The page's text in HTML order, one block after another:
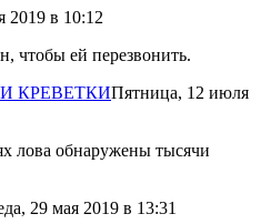
2019 в 10:12
чтобы ей перезвонить.
КРЕВЕТКИПятница, 12 июля
лова обнаружены тысячи
29 мая 2019 в 13:31